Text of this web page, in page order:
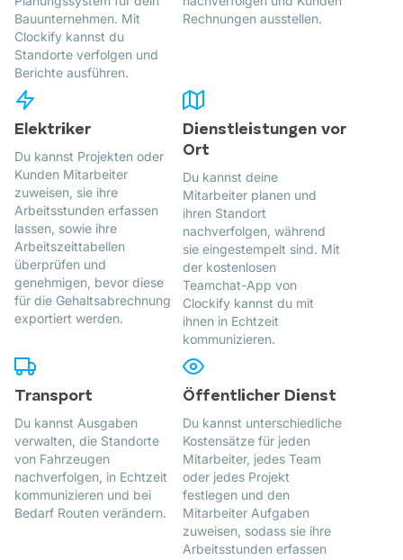
Bauunternehmen. Mit
Clockify kannst du
Standorte verfolgen und
Berichte ausführen.
Rechnungen ausstellen.
Elektriker
Du kannst Projekten oder
Kunden Mitarbeiter
zuweisen, sie ihre
Arbeitsstunden erfassen
lassen, sowie ihre
Arbeitszeittabellen
überprüfen und
genehmigen, bevor diese
für die Gehaltsabrechnung
exportiert werden.
Dienstleistungen vor
Ort
Du kannst deine
Mitarbeiter planen und
ihren Standort
nachverfolgen, während
sie eingestempelt sind. Mit
der kostenlosen
Teamchat-App von
Clockify kannst du mit
ihnen in Echtzeit
kommunizieren.
Transport
Du kannst Ausgaben
verwalten, die Standorte
von Fahrzeugen
nachverfolgen, in Echtzeit
kommunizieren und bei
Bedarf Routen verändern.
Öffentlicher Dienst
Du kannst unterschiedliche
Kostensätze für jeden
Mitarbeiter, jedes Team
oder jedes Projekt
festlegen und den
Mitarbeiter Aufgaben
zuweisen, sodass sie ihre
Arbeitsstunden erfassen